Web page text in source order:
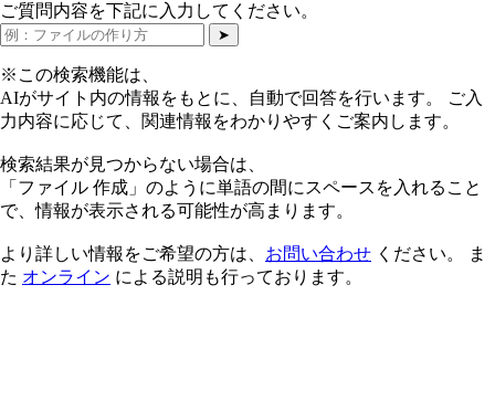
ご質問内容を下記に入力してください。
➤
※この検索機能は、
AIがサイト内の情報をもとに、自動で回答を行います。 ご入
力内容に応じて、関連情報をわかりやすくご案内します。
検索結果が見つからない場合は、
「ファイル 作成」のように単語の間にスペースを入れること
で、情報が表示される可能性が高まります。
より詳しい情報をご希望の方は、 お問い合わせ ください。 ま
た オンライン による説明も行っております。